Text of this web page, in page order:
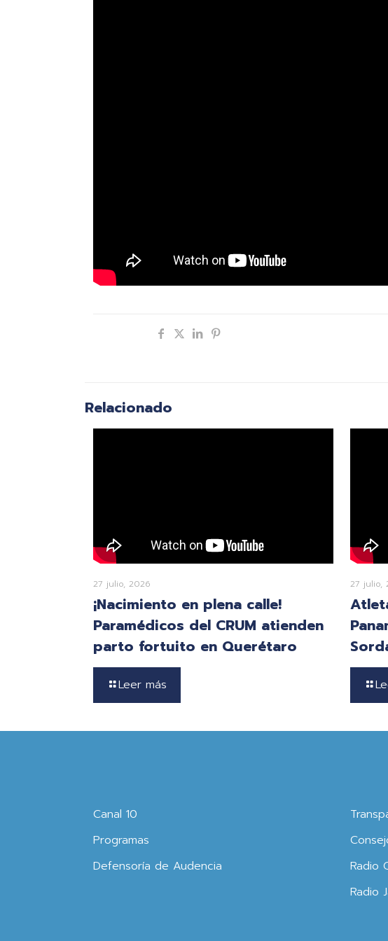
Relacionado
27 julio, 2026
¡Nacimiento en plena calle!
Paramédicos del CRUM atienden
parto fortuito en Querétaro
Leer más
27 julio,
Canal 10
Programas
Defensoría de Audencia
Radio
Radio